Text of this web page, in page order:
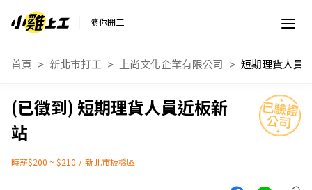
隨你開工
首頁 新北市打工 上尚文化企業有限公司 短期理貨人員
短期理貨人員近板新
站
時薪$200 ~ $210 / 新北市板橋區